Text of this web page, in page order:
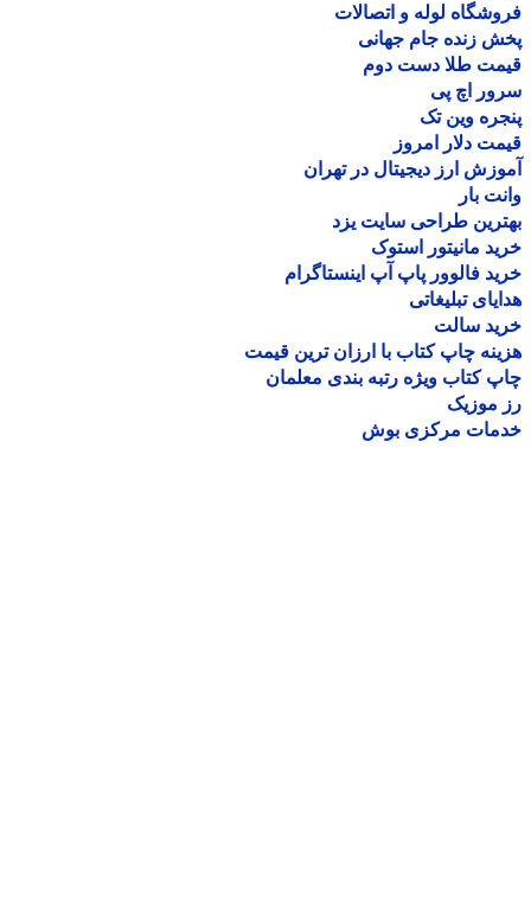
لوله و اتصالات
زنده جام جهانی
طلا دست دوم
اچ پی
وین تک
دلار امروز
ارز دیجیتال در تهران
بار
طراحی سایت یزد
مانیتور استوک
فالوور پاپ آپ اینستاگرام
تبلیغاتی
سالت
چاپ کتاب با ارزان ترین قیمت
کتاب ویژه رتبه بندی معلمان
موزیک
مرکزی بوش